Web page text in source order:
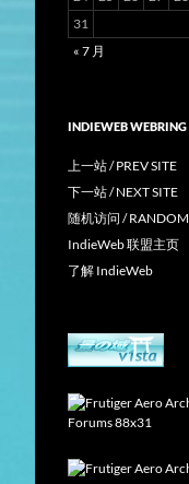
31
« 7 月
INDIEWEB WEBRING
上一站 / PREV SITE
下一站 / NEXT SITE
随机访问 / RANDOM
IndieWeb 联盟主页
了解 IndieWeb